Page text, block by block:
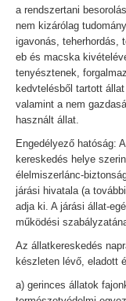
a rendszertani
nem kizárólag
igavonás, teherhordás,
eb és macska
tenyésztenek,
kedvtelésből tartott
valamint a nem
használt állat.
Engedélyező hatóság:
kereskedés helye
élelmiszerlánc-
járási hivatala (a
adja ki. A járási állat-
működési
Az állatkereskedés
készleten lévő, eladott
a) gerinces állatok